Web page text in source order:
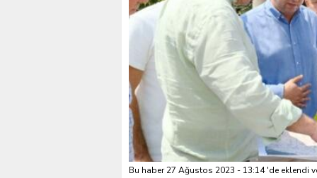
Bu haber 27 Ağustos 2023 - 13:14 'de eklendi